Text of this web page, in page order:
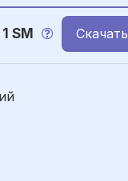
1 SM Скачать